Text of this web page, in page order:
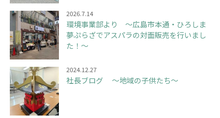
2026.7.14
環境事業部より ～広島市本通・ひろしま
夢ぷらざでアスパラの対面販売を行いまし
た！～
2024.12.27
社長ブログ ～地域の子供たち～